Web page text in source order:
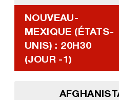
NOUVEAU-
MEXIQUE (ÉTATS-
UNIS) : 20H30
(JOUR -1)